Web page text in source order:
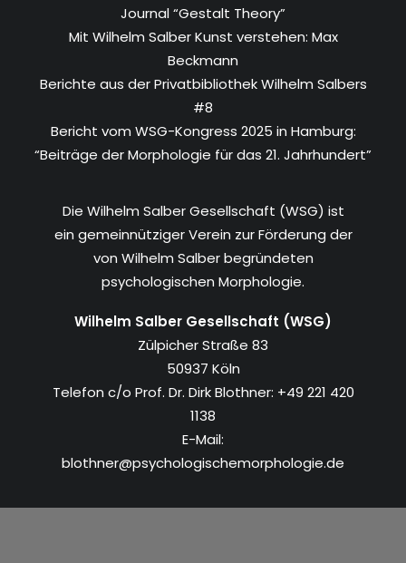
Journal “Gestalt Theory”
Mit Wilhelm Salber Kunst verstehen: Max
Beckmann
Berichte aus der Privatbibliothek Wilhelm Salbers
#8
Bericht vom WSG-Kongress 2025 in Hamburg:
“Beiträge der Morphologie für das 21. Jahrhundert”
Die Wilhelm Salber Gesellschaft (WSG) ist
ein gemeinnütziger Verein zur Förderung der
von Wilhelm Salber begründeten
psychologischen Morphologie.
Wilhelm Salber Gesellschaft (WSG)
Zülpicher Straße 83
50937 Köln
Telefon c/o Prof. Dr. Dirk Blothner: +49 221 420
1138
E-Mail:
blothner@psychologischemorphologie.de